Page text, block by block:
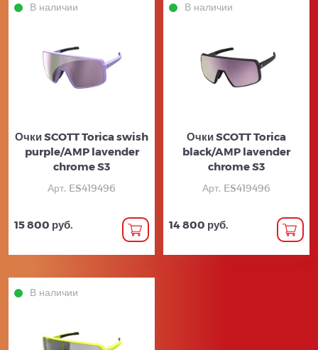
В наличии
Очки SCOTT Torica swish
purple/AMP lavender
chrome S3
Арт. ES419496
15 800 руб.
В наличии
Очки SCOTT Torica
black/AMP lavender
chrome S3
Арт. ES419496
14 800 руб.
В наличии